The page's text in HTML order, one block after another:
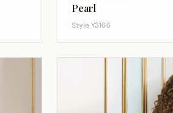
Pearl
Style Y3166